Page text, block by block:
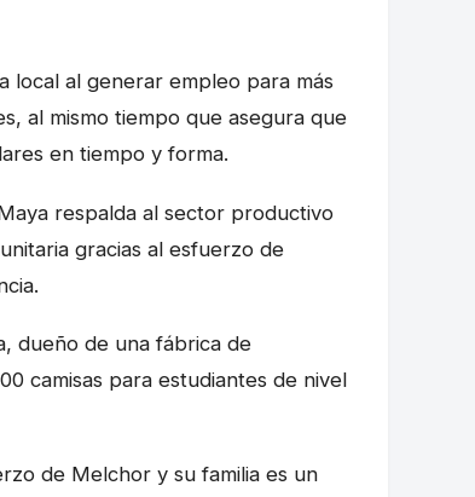
local al generar empleo para más
al mismo tiempo que asegura que
en tiempo y forma.
respalda al sector productivo
gracias al esfuerzo de
dueño de una fábrica de
camisas para estudiantes de nivel
de Melchor y su familia es un